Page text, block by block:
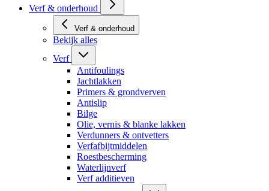
Verf & onderhoud
Verf & onderhoud
Bekijk alles
Verf
Antifoulings
Jachtlakken
Primers & grondverven
Antislip
Bilge
Olie, vernis & blanke lakken
Verdunners & ontvetters
Verfafbijtmiddelen
Roestbescherming
Waterlijnverf
Verf additieven